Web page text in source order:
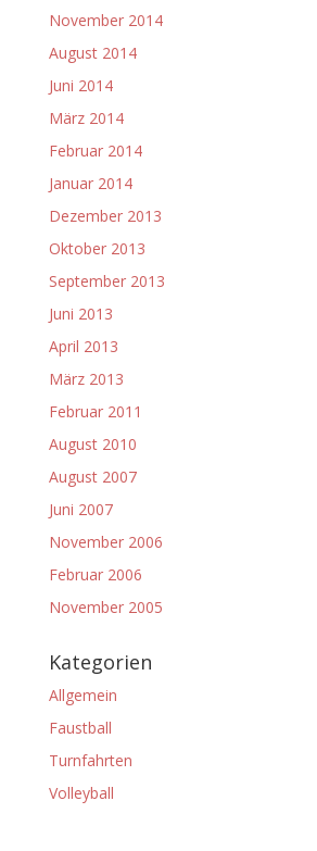
November 2014
August 2014
Juni 2014
März 2014
Februar 2014
Januar 2014
Dezember 2013
Oktober 2013
September 2013
Juni 2013
April 2013
März 2013
Februar 2011
August 2010
August 2007
Juni 2007
November 2006
Februar 2006
November 2005
Kategorien
Allgemein
Faustball
Turnfahrten
Volleyball